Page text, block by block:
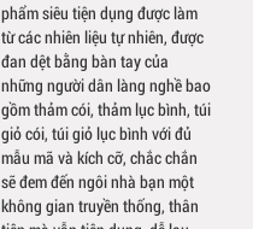
phẩm siêu tiện dụng được làm
từ các nhiên liệu tự nhiên, được
đan dệt bằng bàn tay của
những người dân làng nghề bao
gồm thảm cói, thảm lục bình, túi
giỏ cói, túi giỏ lục bình với đủ
mẫu mã và kích cỡ, chắc chắn
sẽ đem đến ngôi nhà bạn một
không gian truyền thống, thân